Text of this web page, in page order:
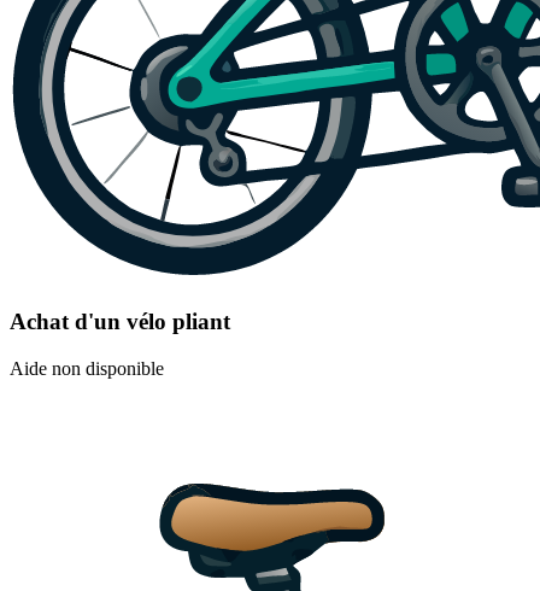
Achat d'un vélo pliant
Aide non disponible